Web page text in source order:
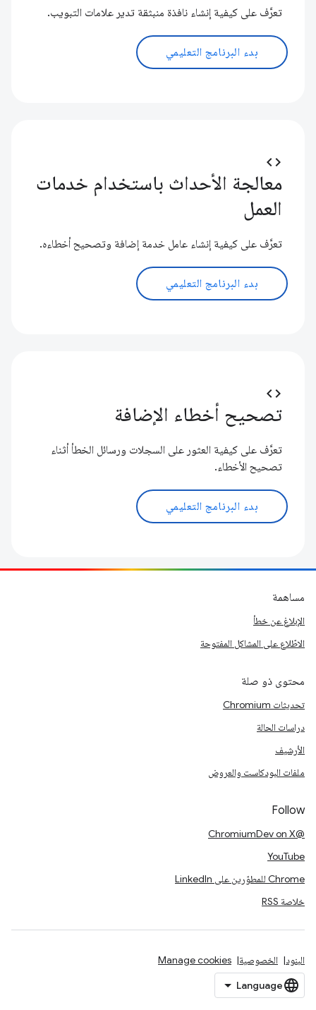
تعرَّف على كيفية إنشاء نافذة منبثقة تدير علامات التبويب.
بدء البرنامج التعليمي
code
معالجة الأحداث باستخدام خدمات
العمل
تعرَّف على كيفية إنشاء عامل خدمة إضافة وتصحيح أخطاءه.
بدء البرنامج التعليمي
code
تصحيح أخطاء الإضافة
تعرَّف على كيفية العثور على السجلات ورسائل الخطأ أثناء
تصحيح الأخطاء.
بدء البرنامج التعليمي
مساهمة
الإبلاغ عن خطأ
الاطّلاع على المشاكل المفتوحة
محتوى ذو صلة
تحديثات Chromium
دراسات الحالة
الأرشيف
ملفات البودكاست والعروض
Follow
@ChromiumDev on X
YouTube
Chrome للمطوّرين على LinkedIn
خلاصة RSS
البنود الخصوصية Manage cookies